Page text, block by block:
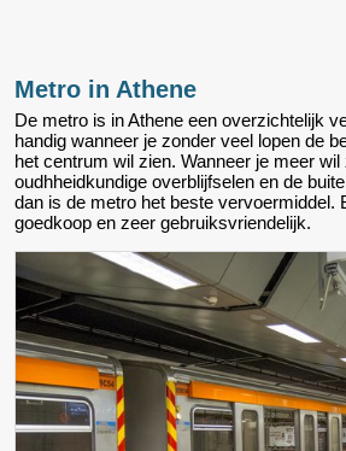
Metro in Athene
De metro is in Athene een overzichtelijk
handig wanneer je zonder veel lopen de
het centrum wil zien. Wanneer je meer wil
oudhheidkundige overblijfselen en de
dan is de metro het beste vervoermiddel.
goedkoop en zeer gebruiksvriendelijk.